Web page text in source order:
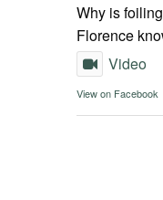
Why is
Florence
Video
View on Facebook